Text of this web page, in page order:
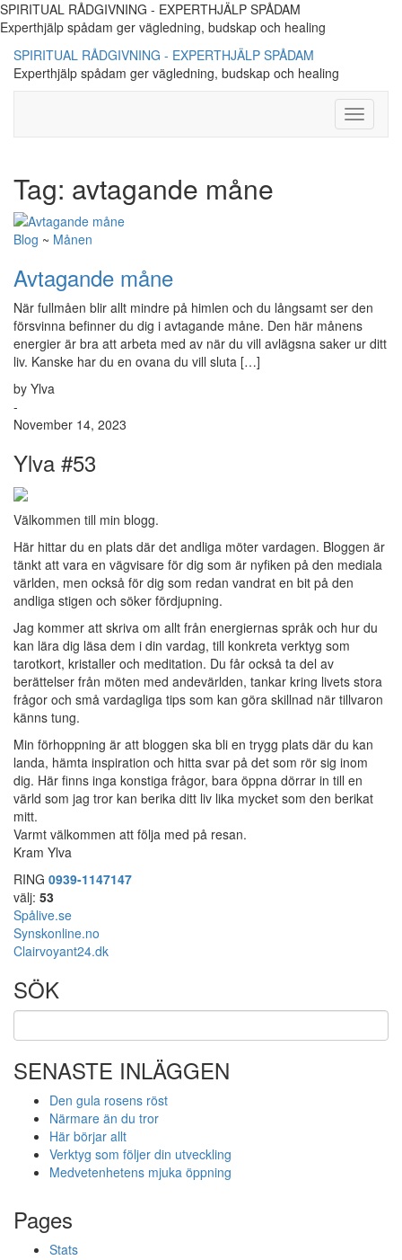
SPIRITUAL RÅDGIVNING - EXPERTHJÄLP SPÅDAM
Experthjälp spådam ger vägledning, budskap och healing
SPIRITUAL RÅDGIVNING - EXPERTHJÄLP SPÅDAM
Experthjälp spådam ger vägledning, budskap och healing
Toggle
Tag: avtagande måne
Blog ~ Månen
Avtagande måne
När fullmåen blir allt mindre på himlen och du långsamt ser den
försvinna befinner du dig i avtagande måne. Den här månens
energier är bra att arbeta med av när du vill avlägsna saker ur ditt
liv. Kanske har du en ovana du vill sluta […]
by Ylva
-
November 14, 2023
Ylva #53
Välkommen till min blogg.
Här hittar du en plats där det andliga möter vardagen. Bloggen är
tänkt att vara en vägvisare för dig som är nyfiken på den mediala
världen, men också för dig som redan vandrat en bit på den
andliga stigen och söker fördjupning.
Jag kommer att skriva om allt från energiernas språk och hur du
kan lära dig läsa dem i din vardag, till konkreta verktyg som
tarotkort, kristaller och meditation. Du får också ta del av
berättelser från möten med andevärlden, tankar kring livets stora
frågor och små vardagliga tips som kan göra skillnad när tillvaron
känns tung.
Min förhoppning är att bloggen ska bli en trygg plats där du kan
landa, hämta inspiration och hitta svar på det som rör sig inom
dig. Här finns inga konstiga frågor, bara öppna dörrar in till en
värld som jag tror kan berika ditt liv lika mycket som den berikat
mitt.
Varmt välkommen att följa med på resan.
Kram Ylva
RING 0939-1147147
välj: 53
Spålive.se
Synskonline.no
Clairvoyant24.dk
SÖK
SENASTE INLÄGGEN
Den gula rosens röst
Närmare än du tror
Här börjar allt
Verktyg som följer din utveckling
Medvetenhetens mjuka öppning
Pages
Stats